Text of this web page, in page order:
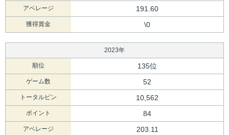
アベレージ 191.60
獲得賞金 \0
2023年
順位 135位
ゲーム数 52
トータルピン 10,562
ポイント 84
アベレージ 203.11